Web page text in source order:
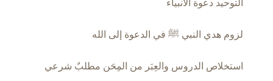
التوحيد دعوة الأنبياء
لزوم هدي النبي ﷺ في الدعوة إلى الله
استخلاص الدروس والعِبَر من المِحَن مطلبٌ شرعي